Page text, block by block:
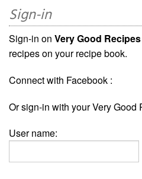
Sign-in
Sign-in on Very Good Recipes
recipes on your recipe book.
Connect with Facebook :
Or sign-in with your Very Good
User name: